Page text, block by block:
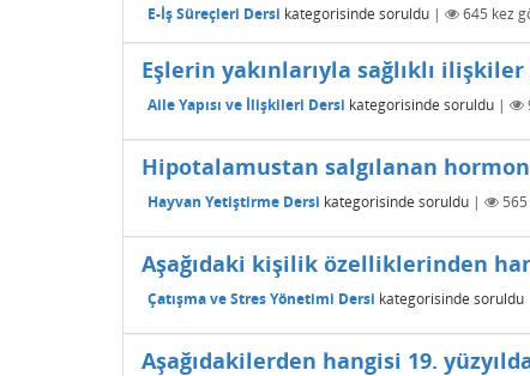
E-İş Süreçleri Dersi kategorisinde soruldu | 645 kez
Eşlerin yakınlarıyla sağlıklı
Aile Yapısı ve İlişkileri Dersi kategorisinde soruldu |
Hipotalamustan salgılanan
Hayvan Yetiştirme Dersi kategorisinde soruldu | 565
Aşağıdaki kişilik özelliklerinden
Çatışma ve Stres Yönetimi Dersi kategorisinde soruldu
Aşağıdakilerden hangisi 19.